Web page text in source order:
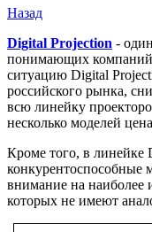
Назад
Digital Projection -
понимающих
ситуацию Digital
российского рынка,
всю линейку
несколько моделей
Кроме того, в линейке
конкурентоспособные
внимание на наиболее
которых не имеют